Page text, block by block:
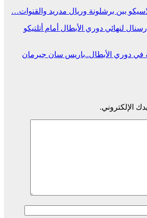
بين برشلونة وريال مدريد والقنوات…
لنهائي دوري الأبطال أمام أتلتيكو
في دوري الأبطال..باريس سان جيرمان
الإلكتروني.